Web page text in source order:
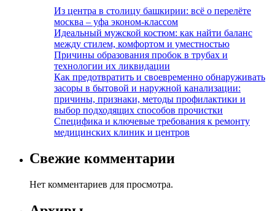
Из центра в столицу башкирии: всё о перелёте
москва – уфа эконом-классом
Идеальный мужской костюм: как найти баланс
между стилем, комфортом и уместностью
Причины образования пробок в трубах и
технологии их ликвидации
Как предотвратить и своевременно обнаруживать
засоры в бытовой и наружной канализации:
причины, признаки, методы профилактики и
выбор подходящих способов прочистки
Специфика и ключевые требования к ремонту
медицинских клиник и центров
Свежие комментарии
Нет комментариев для просмотра.